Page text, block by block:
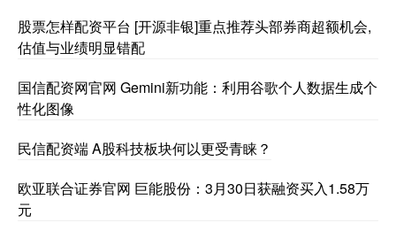
股票怎样配资平台 [开源非银]重点推荐头部券商超额机会,
估值与业绩明显错配
国信配资网官网 Gemini新功能：利用谷歌个人数据生成个
性化图像
民信配资端 A股科技板块何以更受青睐？
欧亚联合证券官网 巨能股份：3月30日获融资买入1.58万
元